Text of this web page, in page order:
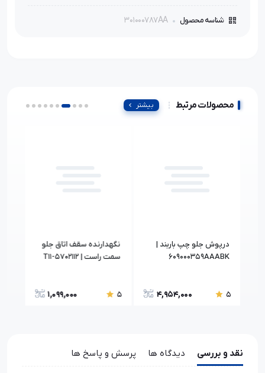
شناسه محصول 301000787AA
محصولات مرتبط بیشتر
درپوش جلو چپ باربند |
609000359AAABK
5
4,954,000
نگهدارنده سقف اتاق جلو
سمت راست | T11-5702112
5
1,099,000
نقد و بررسی دیدگاه ها پرسش و پاسخ ها